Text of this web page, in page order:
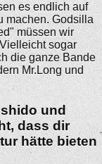
es endlich auf
machen. Godsilla
müssen wir
sogar
die ganze Bande
Mr.Long und
und
dass dir
hätte bieten